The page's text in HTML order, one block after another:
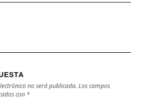
no será publicada. Los campos
con *